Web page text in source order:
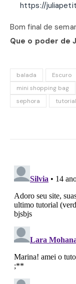
https://
Bom final de
Que o poder de
balada Escuro
mini shopping bag
sephora
tutorial